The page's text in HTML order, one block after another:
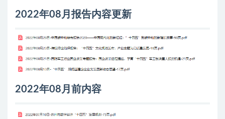
2022年08月报告内容更新
2022年08月前内容